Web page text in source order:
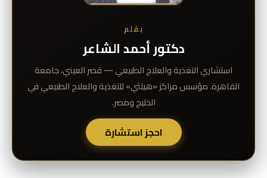
بقلم
دكتور أحمد الشاعر
استشاري التغذية والعلاج الطبيعي — قصر العيني، جامعة
القاهرة. مؤسس مراكز «هيلثي» للتغذية والعلاج الطبيعي في
الخليج ومصر.
احجز استشارة